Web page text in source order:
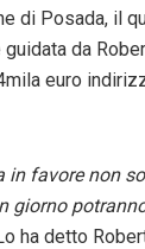
di Posada, il
da
euro
in favore non
giorno
ha detto